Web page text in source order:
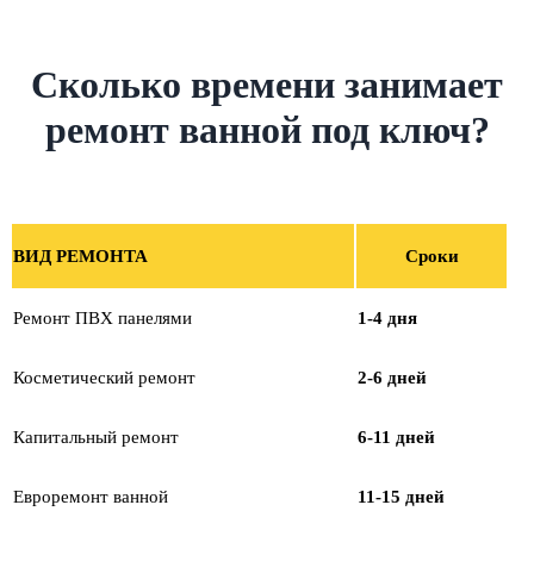
Сколько времени занимает
ремонт ванной под ключ?
ВИД РЕМОНТА Сроки
Ремонт ПВХ панелями 1-4 дня
Косметический ремонт 2-6 дней
Капитальный ремонт 6-11 дней
Евроремонт ванной 11-15 дней